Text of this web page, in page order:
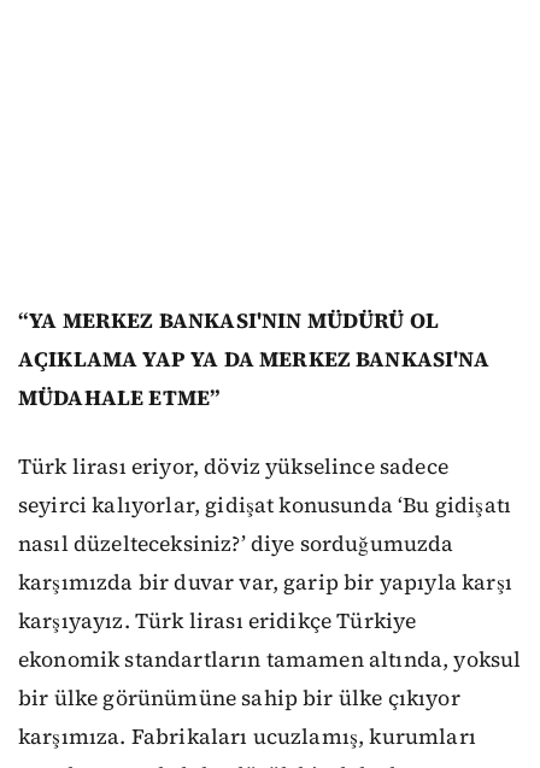
“YA MERKEZ BANKASI'NIN MÜDÜRÜ OL
AÇIKLAMA YAP YA DA MERKEZ BANKASI'NA
MÜDAHALE ETME”
Türk lirası eriyor, döviz yükselince sadece
seyirci kalıyorlar, gidişat konusunda ‘Bu gidişatı
nasıl düzelteceksiniz?’ diye sorduğumuzda
karşımızda bir duvar var, garip bir yapıyla karşı
karşıyayız. Türk lirası eridikçe Türkiye
ekonomik standartların tamamen altında, yoksul
bir ülke görünümüne sahip bir ülke çıkıyor
karşımıza. Fabrikaları ucuzlamış, kurumları